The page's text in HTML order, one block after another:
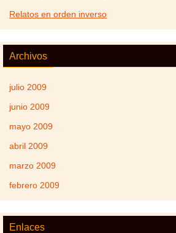
Relatos en orden inverso
Archivos
julio 2009
junio 2009
mayo 2009
abril 2009
marzo 2009
febrero 2009
Enlaces